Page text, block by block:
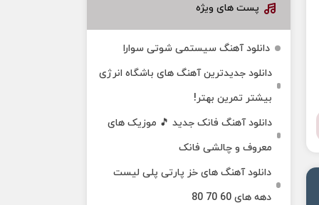
پست های ویژه
دانلود آهنگ سیستمی شوتی سوارا
دانلود جدیدترین آهنگ‌ های باشگاه انرژی
بیشتر تمرین بهتر!
دانلود آهنگ فانک جدید 🎵 موزیک‌ های
معروف و چالشی فانک
دانلود آهنگ های خز پارتی پلی لیست
دهه های 60 70 80